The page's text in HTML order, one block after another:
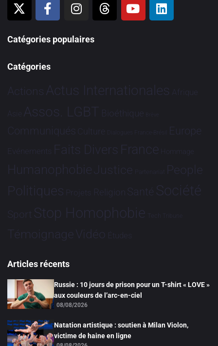
Catégories populaires
Catégories
Actions Actus Internationales Afrique
Asie Assos. LGBT Bioéthique Brève
Communiqués Culture Dialogues France-Brésil Europe
Evénements Faits Divers France Hommage
HumanophobieJustice Partenariat People
Politiques Projets Religion Santé Société
Sport Stop Homophobie Tech Tribune
TémoignageVidéo Études
Articles récents
Russie : 10 jours de prison pour un T-shirt « LOVE »
aux couleurs de l’arc-en-ciel
08/08/2026
Natation artistique : soutien à Milan Violon,
victime de haine en ligne